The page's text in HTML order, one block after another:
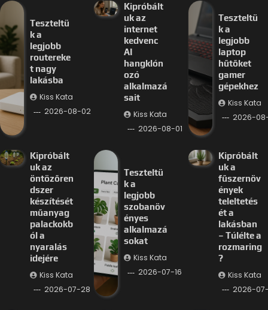
Teszteltü
k a
legjobb
routereke
t nagy
lakásba
Kiss Kata
2026-08-02
Kipróbált
uk az
internet
kedvenc
AI
hangklón
ozó
alkalmazá
sait
Kiss Kata
2026-08-01
Teszteltü
k a
legjobb
laptop
hűtőket
gamer
gépekhez
Kiss Kata
2026-
Kipróbált
uk az
öntözőren
dszer
készítését
műanyag
palackokb
ól a
nyaralás
idejére
Kiss Kata
2026-07-28
Teszteltü
k a
legjobb
szobanöv
ényes
alkalmazá
sokat
Kiss Kata
2026-07-16
Kipróbált
uk a
fűszernöv
ények
teleltetés
ét a
lakásban
– Túlélte a
rozmaring
?
Kiss Kata
2026-